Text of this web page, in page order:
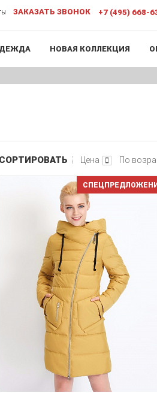
ЗАКАЗАТЬ ЗВОНОК +7 (495) 668-
НОВАЯ КОЛЛЕКЦИЯ
СОРТИРОВАТЬ Цена По